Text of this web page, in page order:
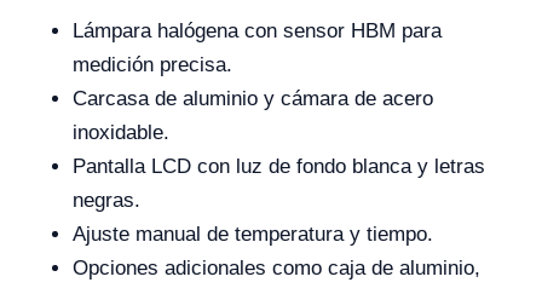
Lámpara halógena con sensor HBM para
medición precisa.
Carcasa de aluminio y cámara de acero
inoxidable.
Pantalla LCD con luz de fondo blanca y letras
negras.
Ajuste manual de temperatura y tiempo.
Opciones adicionales como caja de aluminio,